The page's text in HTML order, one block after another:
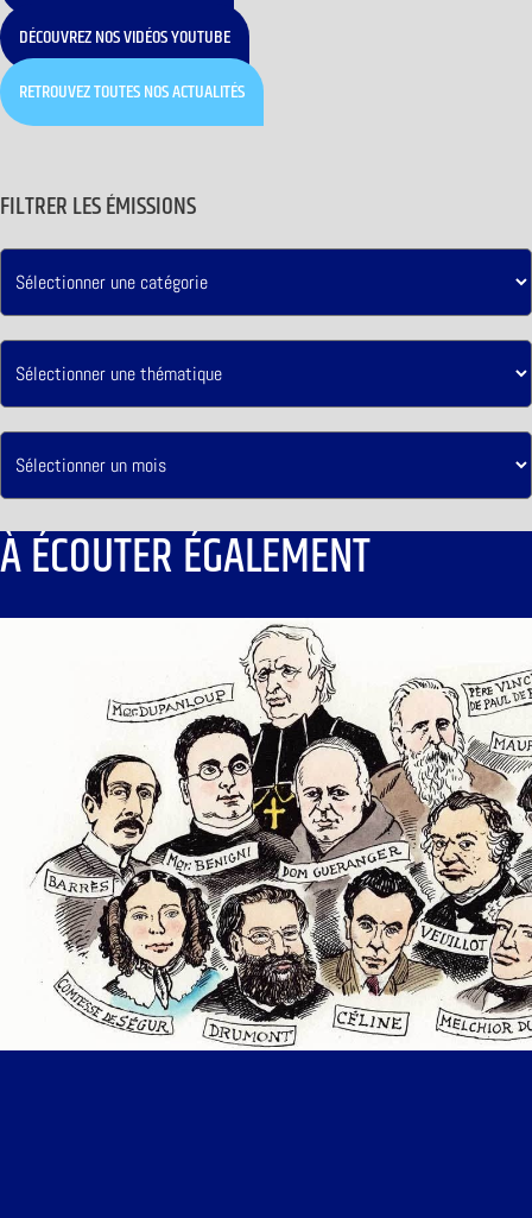
DÉCOUVREZ NOS VIDÉOS YOUTUBE
RETROUVEZ TOUTES NOS ACTUALITÉS
FILTRER LES ÉMISSIONS
À ÉCOUTER ÉGALEMENT